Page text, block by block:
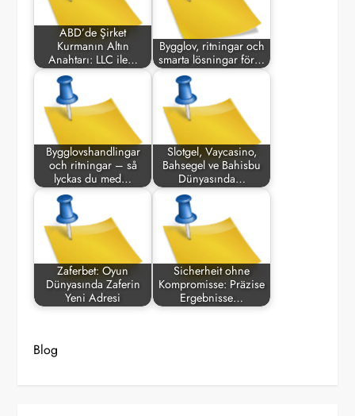
ABD’de Şirket
Kurmanın Altın
Anahtarı: LLC ile…
Bygglov, ritningar och
smarta lösningar för…
Bygglovshandlingar
och ritningar – så
lyckas du med…
Slotgel, Vaycasino,
Bahsegel ve Bahisbu
Dünyasında…
Zaferbet: Oyun
Dünyasında Zaferin
Yeni Adresi
Sicherheit ohne
Kompromisse: Präzise
Ergebnisse…
Blog